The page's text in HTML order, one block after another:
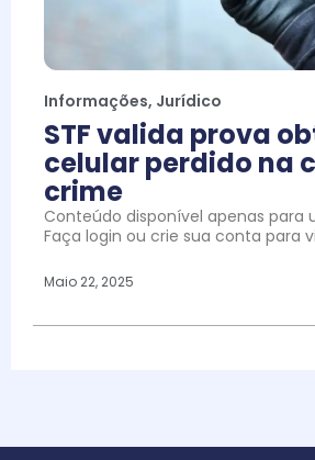
Informações, Jurídico
STF valida prova
celular perdido na
crime
Conteúdo disponível apenas para
Faça login ou crie sua conta para
Maio 22, 2025